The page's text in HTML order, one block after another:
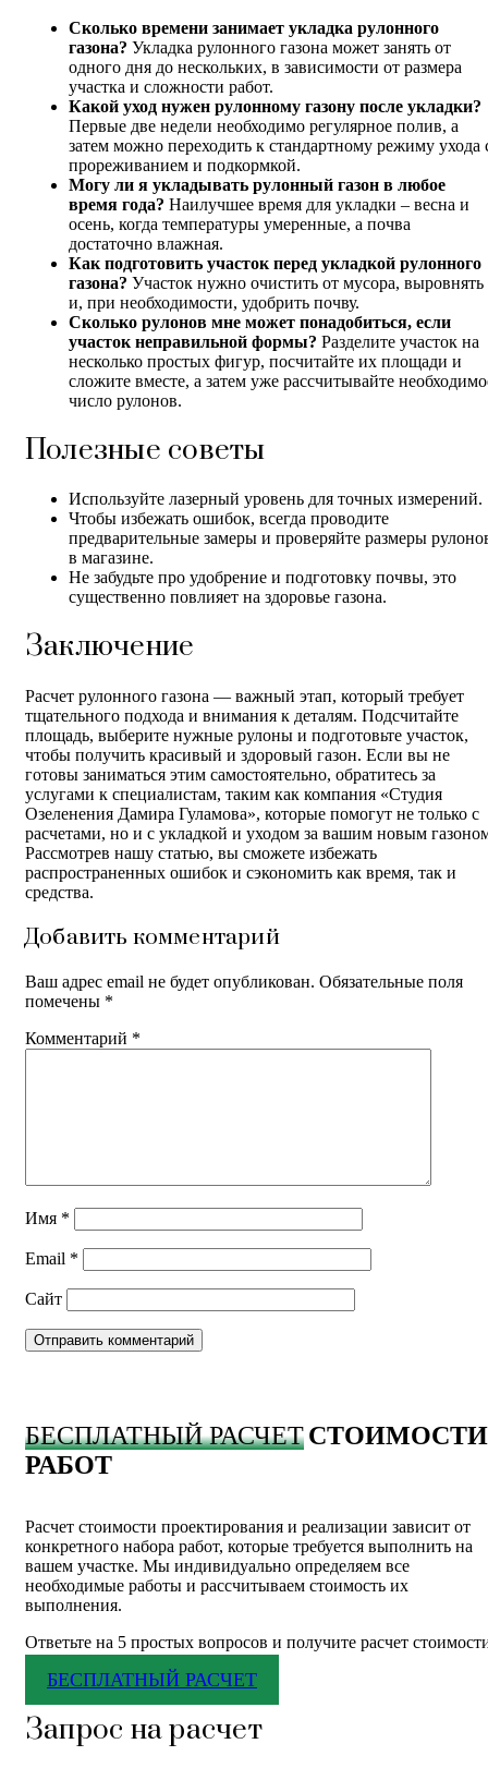
Сколько времени занимает укладка рулонного
газона? Укладка рулонного газона может занять от
одного дня до нескольких, в зависимости от размера
участка и сложности работ.
Какой уход нужен рулонному газону после укладки?
Первые две недели необходимо регулярное полив, а
затем можно переходить к стандартному режиму ухода
прореживанием и подкормкой.
Могу ли я укладывать рулонный газон в любое
время года? Наилучшее время для укладки – весна и
осень, когда температуры умеренные, а почва
достаточно влажная.
Как подготовить участок перед укладкой рулонного
газона? Участок нужно очистить от мусора, выровнять
и, при необходимости, удобрить почву.
Сколько рулонов мне может понадобиться, если
участок неправильной формы? Разделите участок на
несколько простых фигур, посчитайте их площади и
сложите вместе, а затем уже рассчитывайте
число рулонов.
Полезные советы
Используйте лазерный уровень для точных измерений.
Чтобы избежать ошибок, всегда проводите
предварительные замеры и проверяйте размеры
в магазине.
Не забудьте про удобрение и подготовку почвы, это
существенно повлияет на здоровье газона.
Заключение
Расчет рулонного газона — важный этап, который требует
тщательного подхода и внимания к деталям. Подсчитайте
площадь, выберите нужные рулоны и подготовьте участок,
чтобы получить красивый и здоровый газон. Если вы не
готовы заниматься этим самостоятельно, обратитесь за
услугами к специалистам, таким как компания «Студия
Озеленения Дамира Гуламова», которые помогут не только с
расчетами, но и с укладкой и уходом за вашим новым
Рассмотрев нашу статью, вы сможете избежать
распространенных ошибок и сэкономить как время, так и
средства.
Добавить комментарий
Ваш адрес email не будет опубликован. Обязательные поля
помечены *
Комментарий *
Имя *
Email *
Сайт
БЕСПЛАТНЫЙ РАСЧЕТСТОИМОСТИ
РАБОТ
Расчет стоимости проектирования и реализации зависит от
конкретного набора работ, которые требуется выполнить на
вашем участке. Мы индивидуально определяем все
необходимые работы и рассчитываем стоимость их
выполнения.
Ответьте на 5 простых вопросов и получите расчет
БЕСПЛАТНЫЙ РАСЧЕТ
Запрос на расчет